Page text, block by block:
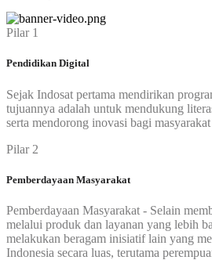
Pilar 1
Pendidikan Digital
Sejak Indosat pertama mendirikan
tujuannya adalah untuk mendukung
serta mendorong inovasi bagi
Pilar 2
Pemberdayaan Masyarakat
Pemberdayaan Masyarakat - Selain
melalui produk dan layanan yang lebih
melakukan beragam inisiatif lain yang
Indonesia secara luas, terutama